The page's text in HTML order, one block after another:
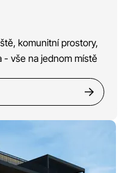
komunitní prostory,
- vše na jednom místě